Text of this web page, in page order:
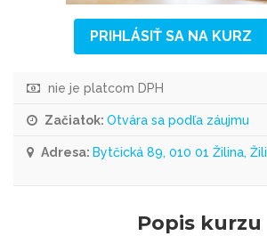
PRIHLÁSIŤ SA NA KURZ
nie je platcom DPH
Začiatok: Otvára sa podľa záujmu
Adresa: Bytčická 89, 010 01 Žilina,
Popis kurzu